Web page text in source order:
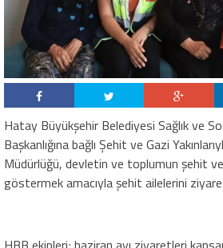
Hatay Büyükşehir Belediyesi Sağlık ve
Başkanlığına bağlı Şehit ve Gazi
Müdürlüğü, devletin ve toplumun şehit ve
göstermek amacıyla şehit ailelerini